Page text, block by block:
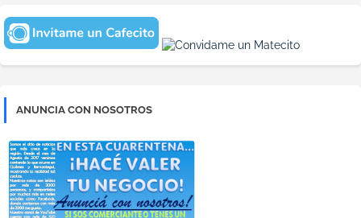
ANUNCIA CON NOSOTROS